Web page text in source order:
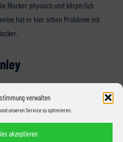
verwalten
unseren Service zu optimieren.
akzeptieren
Blocker physisch und körperlich
hat er hier schon Probleme mit
Teams einen Offball Linebacker, der
deutliche Mehrwerte mitbringt. Die
zeigen, wozu er in Stande sein kann.